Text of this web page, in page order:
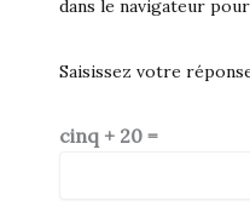
dans le navigateur
Saisissez votre
cinq + 20 =